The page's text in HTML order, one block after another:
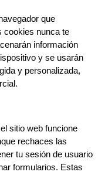
que
cookies nunca te
información
y se usarán
y personalizada,
sitio web funcione
rechaces las
tu sesión de usuario
formularios. Estas